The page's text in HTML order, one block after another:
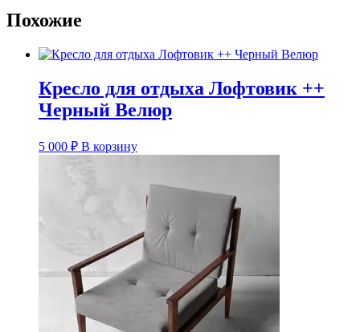
Похожие
Кресло для отдыха Лофтовик ++
Черный Велюр
5 000 ₽ В корзину